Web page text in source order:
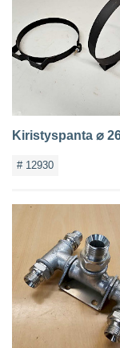
Kiristyspanta ⌀
# 12930